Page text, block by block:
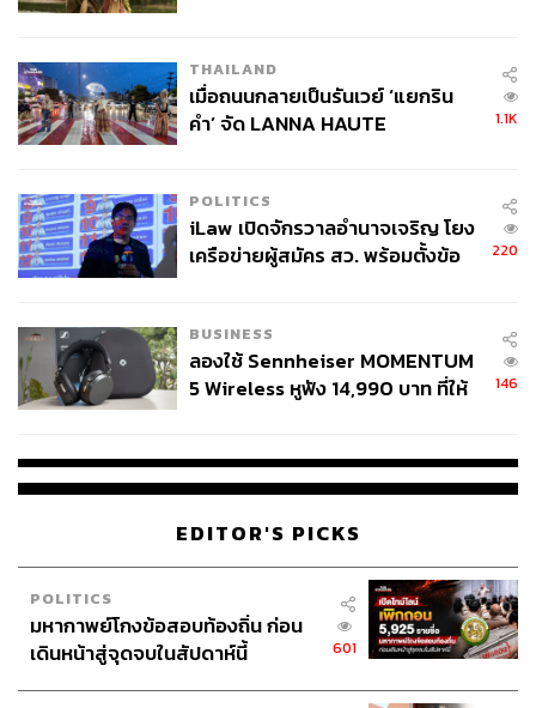
THAILAND
เมื่อถนนกลายเป็นรันเวย์ ‘แยกริน
คำ’ จัด LANNA HAUTE
1.1K
POLITICS
iLaw เปิดจักรวาลอำนาจเจริญ โยง
เครือข่ายผู้สมัคร สว. พร้อมตั้งข้อ
220
BUSINESS
ลองใช้ Sennheiser MOMENTUM
5 Wireless หูฟัง 14,990 บาท ที่ให้
146
EDITOR'S PICKS
POLITICS
มหากาพย์โกงข้อสอบท้องถิ่น ก่อน
เดินหน้าสู่จุดจบในสัปดาห์นี้
601